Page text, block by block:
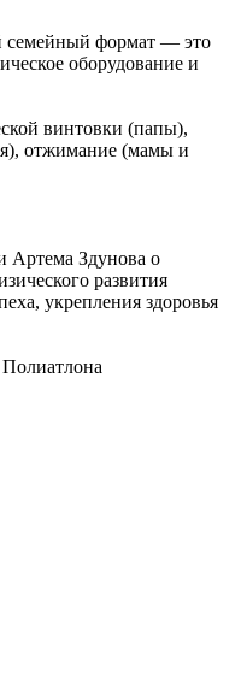
семейный формат — это
оборудование и
винтовки (папы),
отжимание (мамы и
Артема Здунова о
развития
укрепления здоровья